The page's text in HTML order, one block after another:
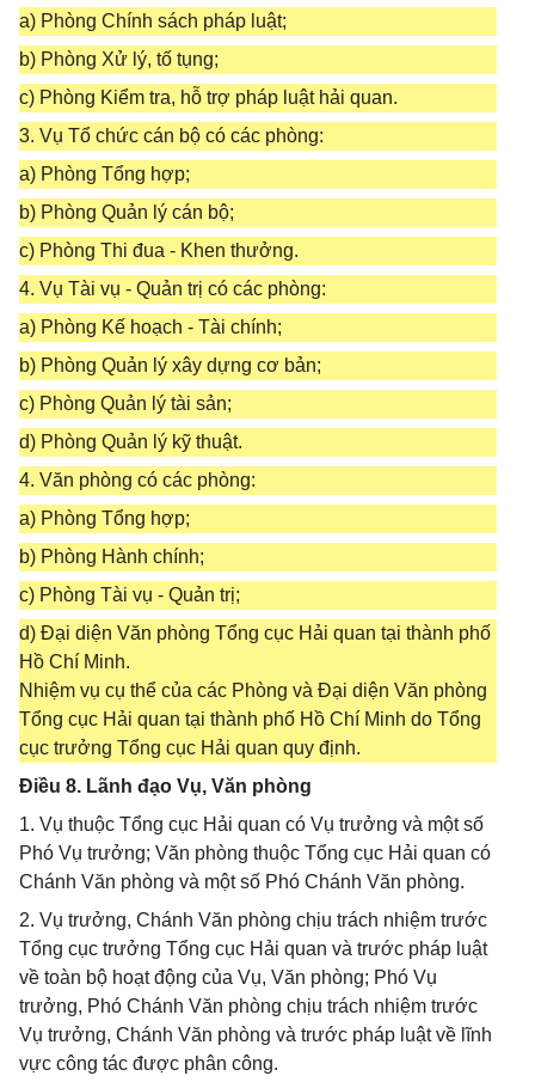
a) Phòng Chính sách pháp luật;
b) Phòng Xử lý, tố tụng;
c) Phòng Kiểm tra, hỗ trợ pháp luật hải quan.
3. Vụ Tổ chức cán bộ có các phòng:
a) Phòng Tổng hợp;
b) Phòng Quản lý cán bộ;
c) Phòng Thi đua - Khen thưởng.
4. Vụ Tài vụ - Quản trị có các phòng:
a) Phòng Kế hoạch - Tài chính;
b) Phòng Quản lý xây dựng cơ bản;
c) Phòng Quản lý tài sản;
d) Phòng Quản lý kỹ thuật.
4. Văn phòng có các phòng:
a) Phòng Tổng hợp;
b) Phòng Hành chính;
c) Phòng Tài vụ - Quản trị;
d) Đại diện Văn phòng Tổng cục Hải quan tại thành phố
Hồ Chí Minh.
Nhiệm vụ cụ thể của các Phòng và Đại diện Văn phòng
Tổng cục Hải quan tại thành phố Hồ Chí Minh do Tổng
cục trưởng Tổng cục Hải quan quy định.
Điều 8. Lãnh đạo Vụ, Văn phòng
1. Vụ thuộc Tổng cục Hải quan có Vụ trưởng và một số
Phó Vụ trưởng; Văn phòng thuộc Tổng cục Hải quan có
Chánh Văn phòng và một số Phó Chánh Văn phòng.
2. Vụ trưởng, Chánh Văn phòng chịu trách nhiệm trước
Tổng cục trưởng Tổng cục Hải quan và trước pháp luật
về toàn bộ hoạt động của Vụ, Văn phòng; Phó Vụ
trưởng, Phó Chánh Văn phòng chịu trách nhiệm trước
Vụ trưởng, Chánh Văn phòng và trước pháp luật về lĩnh
vực công tác được phân công.